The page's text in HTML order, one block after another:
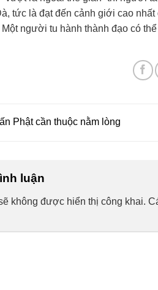
tức là đạt đến cảnh giới cao
người tu hành thành đạo có
Phật cần thuộc nằm lòng
luận
không được hiển thị công khai.